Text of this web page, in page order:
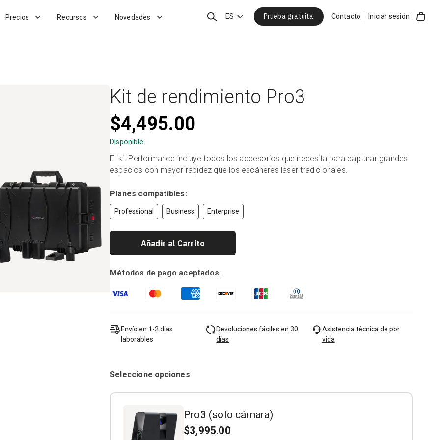
Precios Recursos Novedades BuscarES Prueba gratuita Contacto Iniciar sesión
Kit de rendimiento Pro3
$4,495.00
Disponible
El kit Performance incluye todos los accesorios que necesita para capturar grandes
espacios con mayor rapidez que los escáneres láser tradicionales.
Planes compatibles:
Professional Business Enterprise
Añadir al Carrito
Métodos de pago aceptados:
Envío en 1-2 días
laborables
Devoluciones fáciles en 30
días
Asistencia técnica de por
vida
Seleccione opciones
Pro3 (solo cámara)
$3,995.00